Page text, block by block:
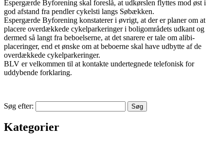
Espergærde Byforening skal foreslå, at udkørslen flyttes mod øst i
god afstand fra pendler cykelsti langs Søbækken.
Espergærde Byforening konstaterer i øvrigt, at der er planer om at
placere overdækkede cykelparkeringer i boligområdets udkant og
dermed så langt fra beboelserne, at det snarere er tale om alibi-
placeringer, end et ønske om at beboerne skal have udbytte af de
overdækkede cykelparkeringer.
BLV er velkommen til at kontakte undertegnede telefonisk for
uddybende forklaring.
Søg efter:
Kategorier